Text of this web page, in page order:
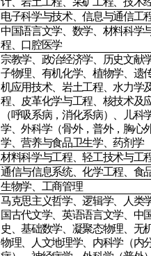
电子科学与技术、信息与通信工
中国语言文学、数学、材料科学
程、口腔医学
宗教学、政治经济学、历史文献
子物理、有机化学、植物学、遗
机应用技术、岩土工程、水力学
程、皮革化学与工程、核技术及
（呼吸系病，消化系病）、儿科
学、外科学（骨外，普外，胸心
学、营养与食品卫生学、药剂学
材料科学与工程、轻工技术与工
通信与信息系统、化学工程、食
生物学、工商管理
马克思主义哲学、逻辑学、人类
国古代文学、英语语言文学、中
史、基础数学、凝聚态物理、无
物理、人文地理学、内科学（内